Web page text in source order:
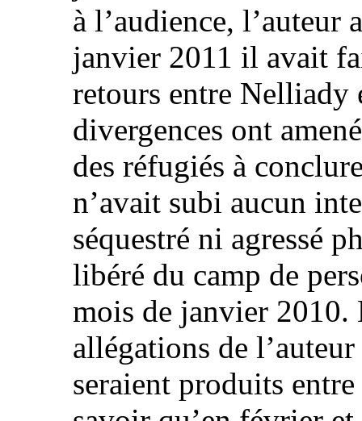
à l’audience, l’auteur
janvier 2011 il avait
retours entre Nelliady
divergences ont
des réfugiés à
n’avait subi aucun
séquestré ni agressé
libéré du camp de
mois de janvier 2010.
allégations de
seraient produits